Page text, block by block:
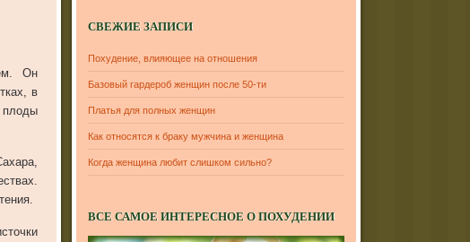
Он
в
плоды
СВЕЖИЕ ЗАПИСИ
Похудение, влияющее на отношения
Базовый гардероб женщин после 50-ти
Платья для полных женщин
Как относятся к браку мужчина и женщина
Когда женщина любит слишком сильно?
ВСЕ САМОЕ ИНТЕРЕСНОЕ О ПОХУДЕНИИ